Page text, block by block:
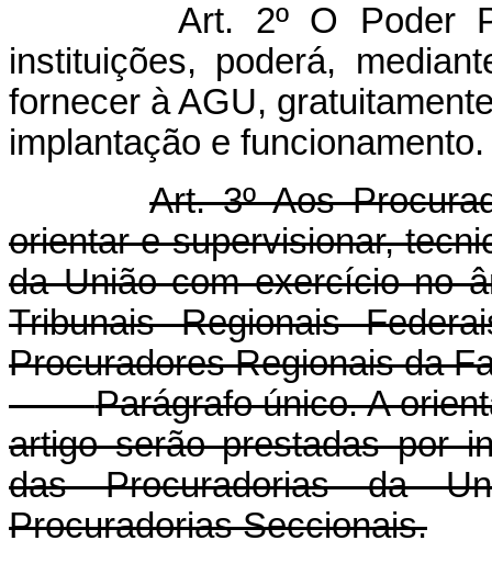
Art. 2º O Poder
instituições, poderá,
fornecer à AGU,
implantação e funcionamento.
Art. 3º Aos
orientar e supervisionar,
da União com exercício no
Tribunais Regionais
Procuradores Regionais da
Parágrafo único. A
artigo serão prestadas por
das Procuradorias da
Procuradorias Seccionais.